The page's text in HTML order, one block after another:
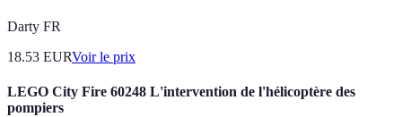
Darty FR
18.53 EURVoir le prix
LEGO City Fire 60248 L'intervention de l'hélicoptère des
pompiers